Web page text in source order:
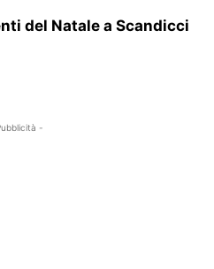
del Natale a Scandicci
-